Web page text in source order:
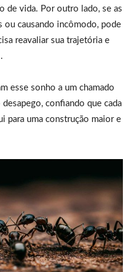
de vida. Por outro lado, se as
ou causando incômodo, pode
reavaliar sua trajetória e
esse sonho a um chamado
confiando que cada
para uma construção maior e